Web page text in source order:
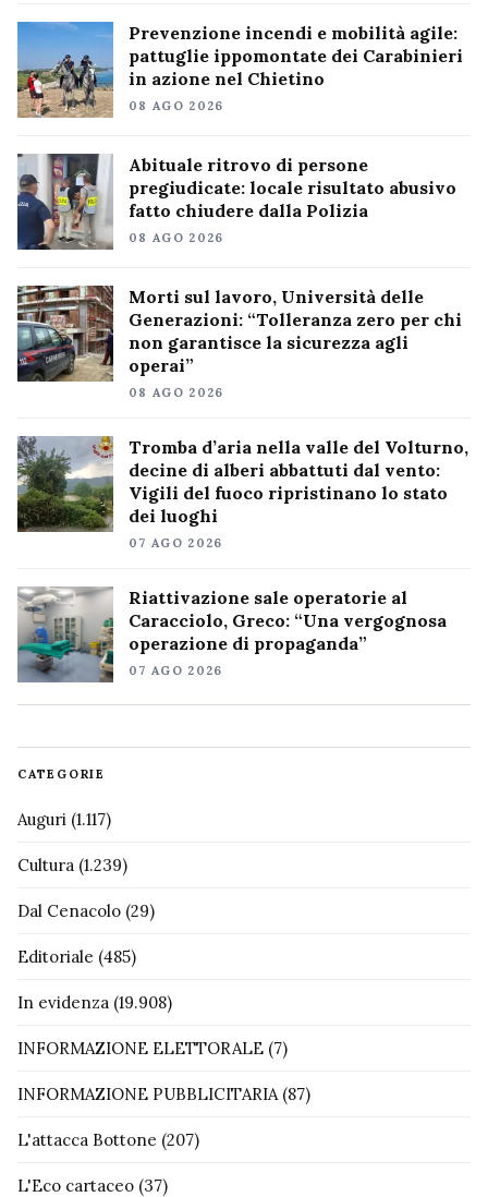
Prevenzione incendi e mobilità agile:
pattuglie ippomontate dei Carabinieri
in azione nel Chietino
08 AGO 2026
Abituale ritrovo di persone
pregiudicate: locale risultato abusivo
fatto chiudere dalla Polizia
08 AGO 2026
Morti sul lavoro, Università delle
Generazioni: “Tolleranza zero per chi
non garantisce la sicurezza agli
operai”
08 AGO 2026
Tromba d’aria nella valle del Volturno,
decine di alberi abbattuti dal vento:
Vigili del fuoco ripristinano lo stato
dei luoghi
07 AGO 2026
Riattivazione sale operatorie al
Caracciolo, Greco: “Una vergognosa
operazione di propaganda”
07 AGO 2026
CATEGORIE
Auguri (1.117)
Cultura (1.239)
Dal Cenacolo (29)
Editoriale (485)
In evidenza (19.908)
INFORMAZIONE ELETTORALE (7)
INFORMAZIONE PUBBLICITARIA(87)
L'attacca Bottone (207)
L'Eco cartaceo (37)